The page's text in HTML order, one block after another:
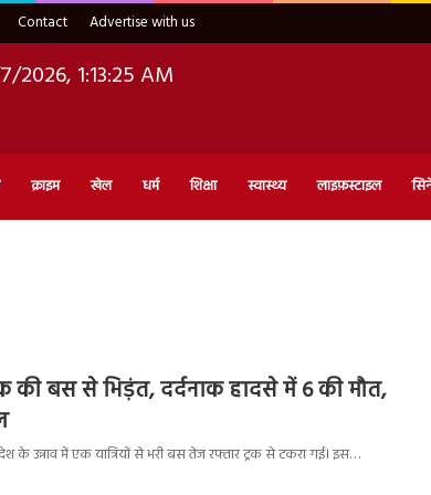
Contact Advertise with us
2026, 1:13:26 AM
क्राइम खेल धर्म शिक्षा स्वास्थ्य लाइफ़स्टाइल
की बस से भिड़ंत, दर्दनाक हादसे में 6 की मौत,
के उन्नाव में एक यात्रियों से भरी बस तेज रफ्तार ट्रक से टकरा गई। इस…